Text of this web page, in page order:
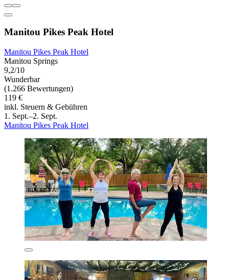
Manitou Pikes Peak Hotel
Manitou Pikes Peak Hotel
Manitou Springs
9,2/10
Wunderbar
(1.266 Bewertungen)
119 €
inkl. Steuern & Gebühren
1. Sept.–2. Sept.
Manitou Pikes Peak Hotel